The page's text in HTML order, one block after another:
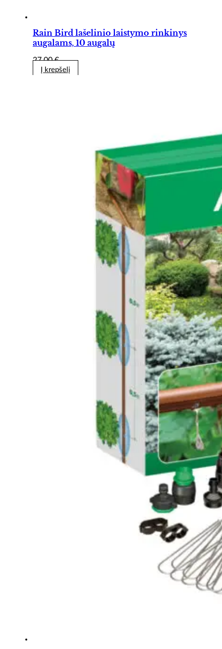
Rain Bird lašelinio laistymo rinkinys
augalams, 10 augalų
27,00€
Į krepšelį